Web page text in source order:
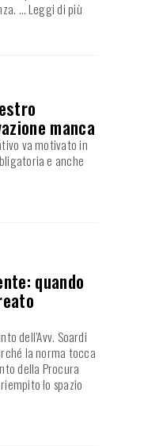
… Leggi di più
manca
va motivato in
e anche
quando
dell’Avv. Soardi
la norma tocca
della Procura
lo spazio